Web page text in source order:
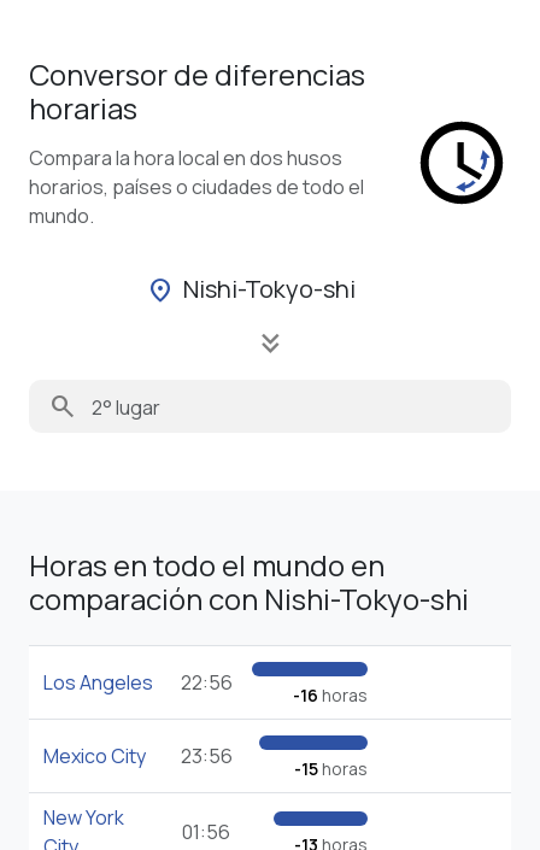
Conversor de diferencias
horarias
Compara la hora local en dos husos
horarios, países o ciudades de todo el
mundo.
location_on Nishi-Tokyo-shi
keyboard_double_arrow_down
search
Horas en todo el mundo en
comparación con Nishi-Tokyo-shi
Los Angeles 22:56 -16 horas
Mexico City 23:56 -15horas
New York
01:56 -13 horas